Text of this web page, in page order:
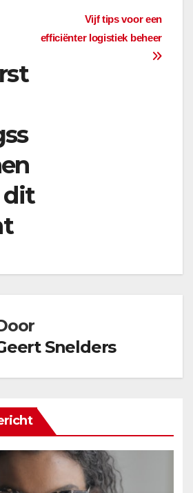
Vijf tips voor een
efficiënter logistiek beheer
dit
Snelders